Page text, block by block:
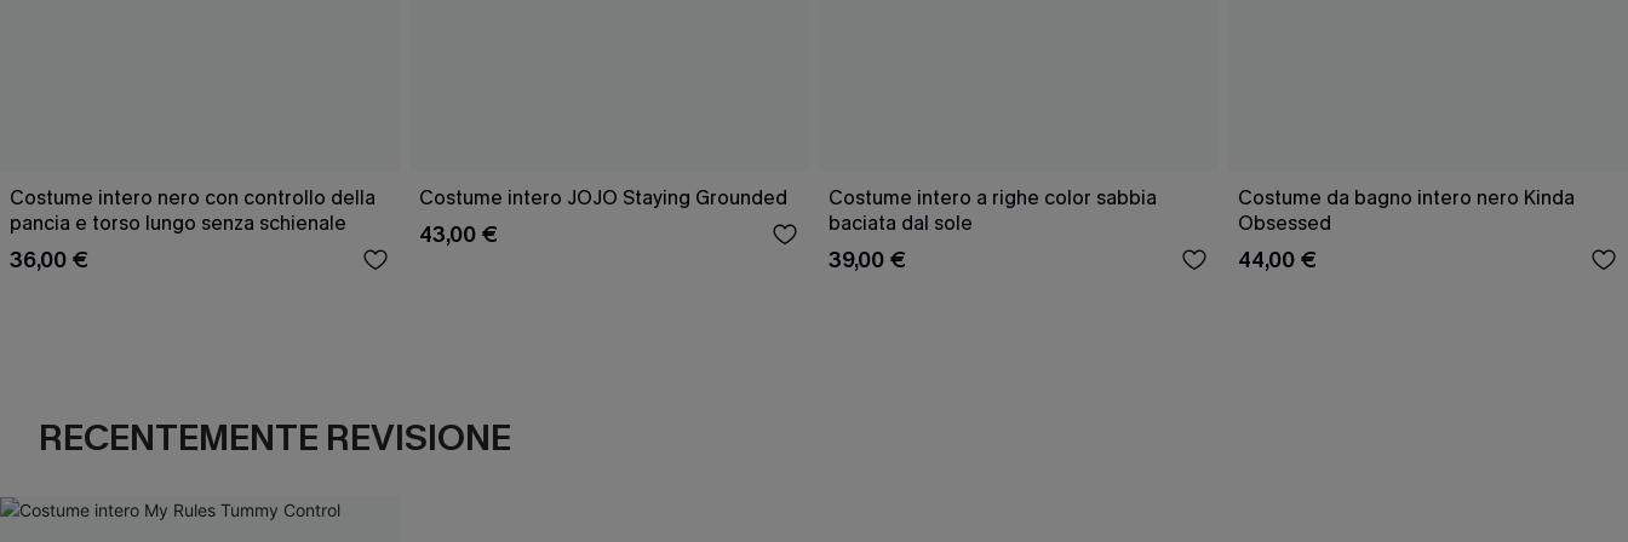
Costume intero nero con controllo della
pancia e torso lungo senza schienale
36,00 €
Costume intero JOJO Staying Grounded
43,00 €
Costume intero a righe color sabbia
baciata dal sole
39,00 €
Costume da bagno intero nero Kinda
Obsessed
44,00 €
RECENTEMENTE REVISIONE